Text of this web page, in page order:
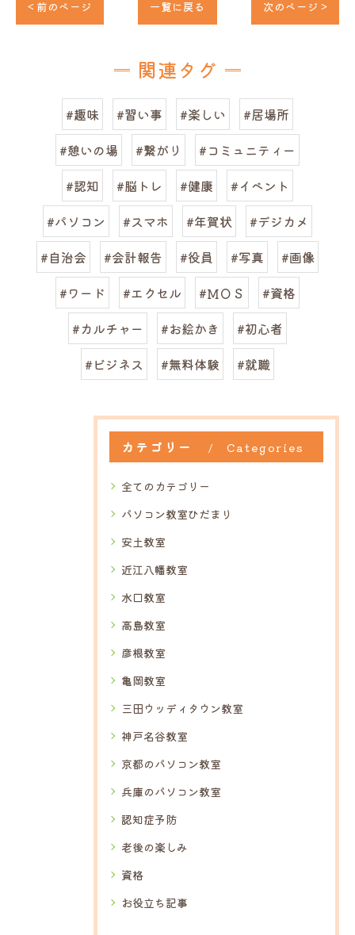
< 前のページ 一覧に戻る 次のページ >
関連タグ
#趣味 #習い事 #楽しい
#居場所
#憩いの場
#繋がり
#コミュニティー
#認知
#脳トレ #健康
#イベント
#パソコン
#スマホ #年賀状
#デジカメ
#自治会
#会計報告 #役員 #写真
#画像
#ワード
#エクセル #ＭＯＳ
#資格
#カルチャー
#お絵かき
#初心者
#ビジネス
#無料体験 #就職
カテゴリー Categories
全てのカテゴリー
パソコン教室ひだまり
安土教室
近江八幡教室
水口教室
高島教室
彦根教室
亀岡教室
三田ウッディタウン教室
神戸名谷教室
京都のパソコン教室
兵庫のパソコン教室
認知症予防
老後の楽しみ
資格
お役立ち記事